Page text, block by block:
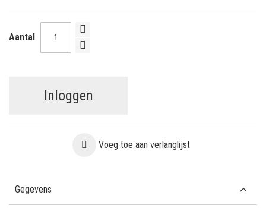
Aantal
Inloggen
Voeg toe aan verlanglijst
Gegevens